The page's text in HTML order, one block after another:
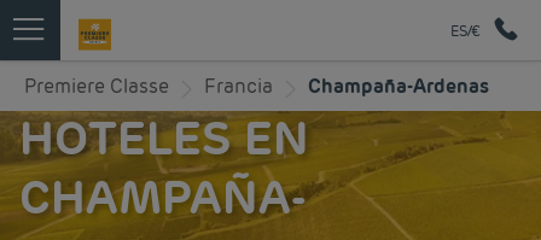
ES/€
Premiere Classe Francia Champaña-Ardenas
HOTELES EN
CHAMPAÑA-